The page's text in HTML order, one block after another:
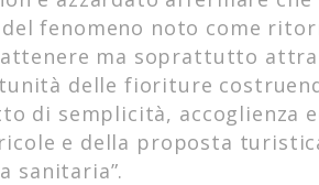
fenomeno noto come
ma soprattutto
delle fioriture
di semplicità, accoglienza
e della proposta
sanitaria”.